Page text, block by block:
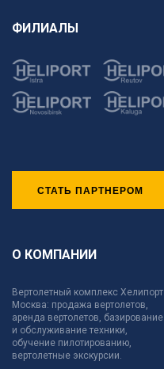
ФИЛИАЛЫ
СТАТЬ ПАРТНЕРОМ
О КОМПАНИИ
Вертолетный комплекс Хелипорт
Москва: продажа вертолетов,
аренда вертолетов, базирование
и обслуживание техники,
обучение пилотированию,
вертолетные экскурсии.